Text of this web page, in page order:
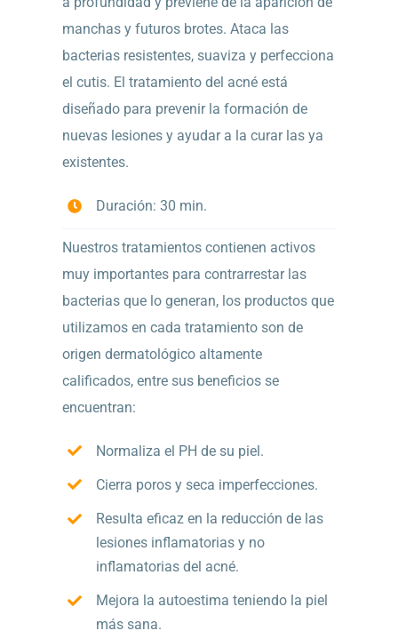
manchas y futuros brotes. Ataca las
bacterias resistentes, suaviza y perfecciona
el cutis. El tratamiento del acné está
diseñado para prevenir la formación de
nuevas lesiones y ayudar a la curar las ya
existentes.
Duración: 30 min.
Nuestros tratamientos contienen activos
muy importantes para contrarrestar las
bacterias que lo generan, los productos que
utilizamos en cada tratamiento son de
origen dermatológico altamente
calificados, entre sus beneficios se
encuentran:
Normaliza el PH de su piel.
Cierra poros y seca imperfecciones.
Resulta eficaz en la reducción de las
lesiones inflamatorias y no
inflamatorias del acné.
Mejora la autoestima teniendo la piel
más sana.